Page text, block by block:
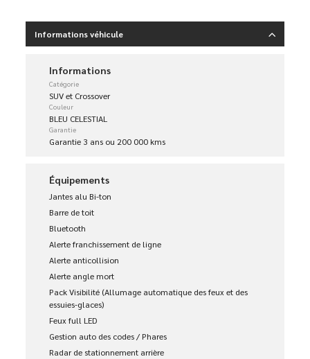
Informations véhicule
Informations
Catégorie
SUV et Crossover
Couleur
BLEU CELESTIAL
Garantie
Garantie 3 ans ou 200 000 kms
Équipements
Jantes alu Bi-ton
Barre de toit
Bluetooth
Alerte franchissement de ligne
Alerte anticollision
Alerte angle mort
Pack Visibilité (Allumage automatique des feux et des
essuies-glaces)
Feux full LED
Gestion auto des codes / Phares
Radar de stationnement arrière